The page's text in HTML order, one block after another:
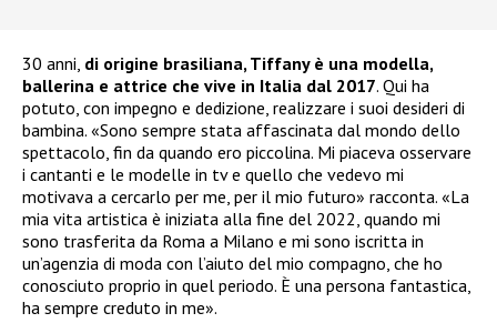
30 anni, di origine brasiliana, Tiffany è una modella,
ballerina e attrice che vive in Italia dal 2017. Qui ha
potuto, con impegno e dedizione, realizzare i suoi desideri di
bambina. «Sono sempre stata affascinata dal mondo dello
spettacolo, fin da quando ero piccolina. Mi piaceva osservare
i cantanti e le modelle in tv e quello che vedevo mi
motivava a cercarlo per me, per il mio futuro» racconta. «La
mia vita artistica è iniziata alla fine del 2022, quando mi
sono trasferita da Roma a Milano e mi sono iscritta in
un’agenzia di moda con l’aiuto del mio compagno, che ho
conosciuto proprio in quel periodo. È una persona fantastica,
ha sempre creduto in me».